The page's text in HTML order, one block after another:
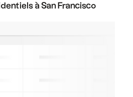
à San Francisco